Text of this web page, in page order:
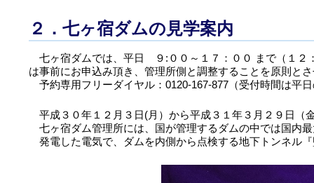
２．七ヶ宿ダムの見学案内
七ヶ宿ダムでは、平日 ９:００～１７：００ まで（１２
は事前にお申込み頂き、管理所側と調整することを原則と
予約専用フリーダイヤル：0120-167-877（受付時間は平
平成３０年１２月３日(月）から平成３１年３月２９日（
七ヶ宿ダム管理所には、国が管理するダムの中では国内
発電した電気で、ダムを内側から点検する地下トンネル